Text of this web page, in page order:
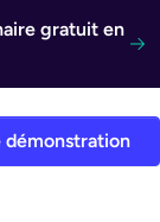
gratuit en
démonstration